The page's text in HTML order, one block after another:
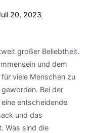
20, 2023
großer Beliebtheit.
und dem
viele Menschen zu
Bei der
entscheidende
und das
Was sind die